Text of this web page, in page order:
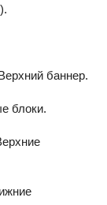
баннер.
блоки.